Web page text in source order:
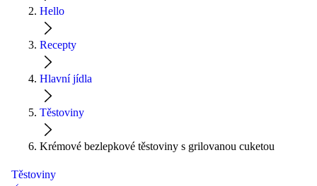
Hello
Recepty
Hlavní jídla
Těstoviny
Krémové bezlepkové těstoviny s grilovanou cuketou
Těstoviny